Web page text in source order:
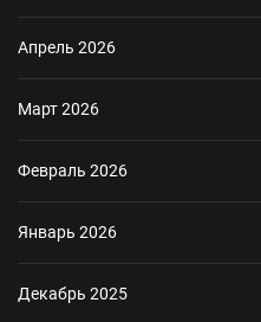
Апрель 2026
Март 2026
Февраль 2026
Январь 2026
Декабрь 2025